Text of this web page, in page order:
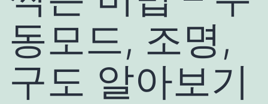
동모드, 조명,
구도 알아보기